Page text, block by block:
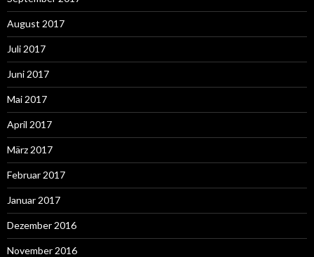
August 2017
Juli 2017
Juni 2017
Mai 2017
April 2017
März 2017
Februar 2017
Januar 2017
Dezember 2016
November 2016